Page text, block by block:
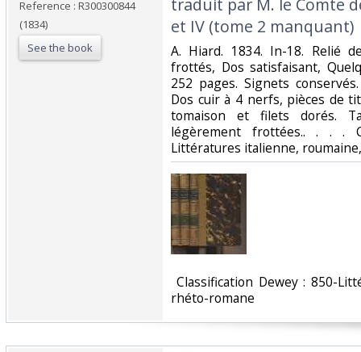
Reference : R300300844
(1834)
See the book
traduit par M. le Comte
et IV (tome 2 manquant)‎
‎A. Hiard. 1834. In-18. Relié
frottés, Dos satisfaisant,
252 pages. Signets
Dos cuir à 4 nerfs, pièces de
tomaison et filets dorés.
légèrement frottées.. . . .
Littératures italienne,
Classification Dewey : 850-
rhéto-romane‎